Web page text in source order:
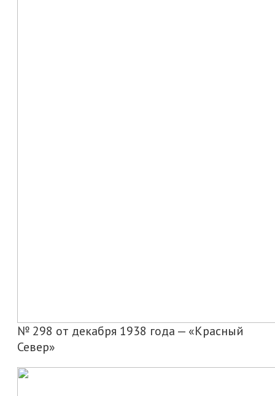
№ 298 от декабря 1938 года — «Красный
Север»